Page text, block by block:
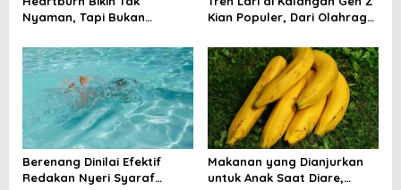
Nyaman, Tapi Bukan
Mendadak
Kian Populer, Dari Olahraga
Berenang Dinilai Efektif
Redakan Nyeri Syaraf
Makanan yang Dianjurkan
untuk Anak Saat Diare,